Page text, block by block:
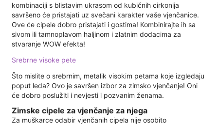
kombinaciji s blistavim ukrasom od kubičnih cirkonija
savršeno će pristajati uz svečani karakter vaše vjenčanice.
Ove će cipele dobro pristajati i gostima! Kombinirajte ih sa
sivom ili tamnoplavom haljinom i zlatnim dodacima za
stvaranje WOW efekta!
Srebrne visoke pete
Što mislite o srebrnim, metalik visokim petama koje izgledaju
poput leda? Ovo je savršen izbor za zimsko vjenčanje! Oni
će dobro poslužiti i nevjesti i pozvanim ženama.
Zimske cipele za vjenčanje za njega
Za muškarce odabir vjenčanih cipela nije osobito